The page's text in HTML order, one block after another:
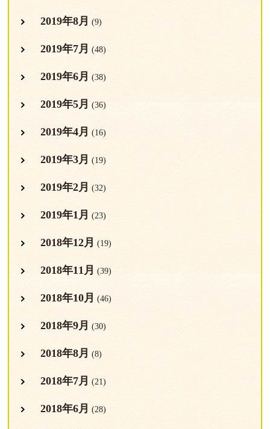
2019年8月 (9)
2019年7月 (48)
2019年6月 (38)
2019年5月 (36)
2019年4月 (16)
2019年3月 (19)
2019年2月 (32)
2019年1月 (23)
2018年12月 (19)
2018年11月 (39)
2018年10月 (46)
2018年9月 (30)
2018年8月 (8)
2018年7月 (21)
2018年6月 (28)